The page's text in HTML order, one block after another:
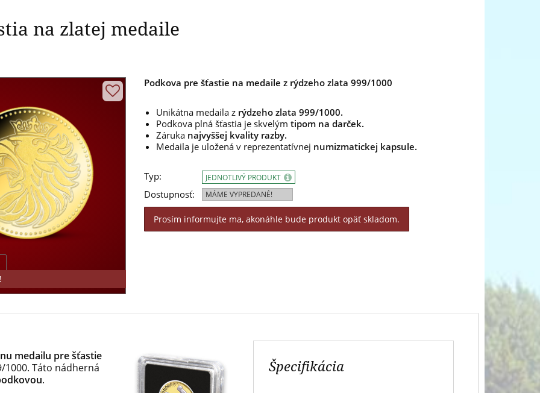
na zlatej medaile
Podkova pre šťastie na medaile z rýdzeho zlata 999/1000
Unikátna medaila z rýdzeho zlata 999/1000.
Podkova plná šťastia je skvelým tipom na darček.
Záruka najvyššej kvality razby.
Medaila je uložená v reprezentatívnej numizmatickej kapsule.
Typ:
Dostupnosť:
JEDNOTLIVÝ PRODUKT
MÁME VYPREDANÉ!
Prosím informujte ma, akonáhle bude produkt opäť skladom.
medailu pre šťastie
1000. Táto nádherná
.
Špecifikácia